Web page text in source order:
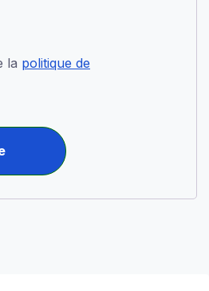
la politique de